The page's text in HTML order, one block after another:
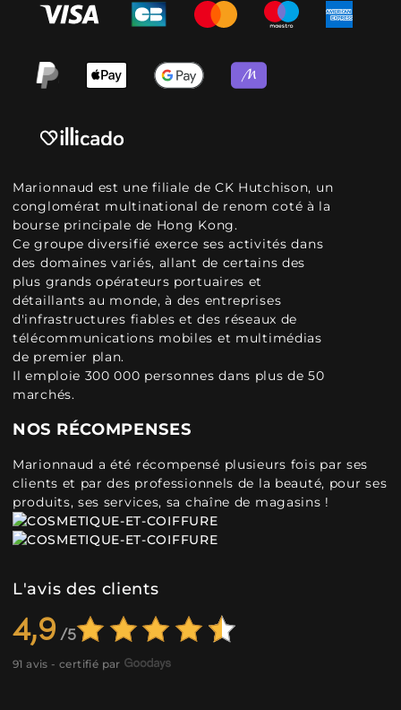
Marionnaud est une filiale de CK Hutchison, un
conglomérat multinational de renom coté à la
bourse principale de Hong Kong.
Ce groupe diversifié exerce ses activités dans
des domaines variés, allant de certains des
plus grands opérateurs portuaires et
détaillants au monde, à des entreprises
d'infrastructures fiables et des réseaux de
télécommunications mobiles et multimédias
de premier plan.
Il emploie 300 000 personnes dans plus de 50
marchés.
NOS RÉCOMPENSES
Marionnaud a été récompensé plusieurs fois par ses
clients et par des professionnels de la beauté, pour ses
produits, ses services, sa chaîne de magasins !
L'avis des clients
4,9
91 avis - certifié par